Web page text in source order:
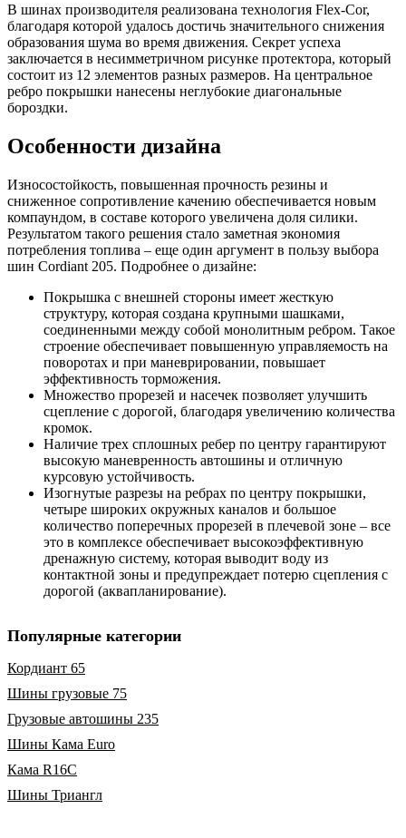
В шинах производителя реализована технология Flex-Cor,
благодаря которой удалось достичь значительного снижения
образования шума во время движения. Секрет успеха
заключается в несимметричном рисунке протектора, который
состоит из 12 элементов разных размеров. На центральное
ребро покрышки нанесены неглубокие диагональные
бороздки.
Особенности дизайна
Износостойкость, повышенная прочность резины и
сниженное сопротивление качению обеспечивается новым
компаундом, в составе которого увеличена доля силики.
Результатом такого решения стало заметная экономия
потребления топлива – еще один аргумент в пользу выбора
шин Cordiant 205. Подробнее о дизайне:
Покрышка с внешней стороны имеет жесткую
структуру, которая создана крупными шашками,
соединенными между собой монолитным ребром. Такое
строение обеспечивает повышенную управляемость на
поворотах и при маневрировании, повышает
эффективность торможения.
Множество прорезей и насечек позволяет улучшить
сцепление с дорогой, благодаря увеличению количества
кромок.
Наличие трех сплошных ребер по центру гарантируют
высокую маневренность автошины и отличную
курсовую устойчивость.
Изогнутые разрезы на ребрах по центру покрышки,
четыре широких окружных каналов и большое
количество поперечных прорезей в плечевой зоне – все
это в комплексе обеспечивает высокоэффективную
дренажную систему, которая выводит воду из
контактной зоны и предупреждает потерю сцепления с
дорогой (аквапланирование).
Популярные категории
Кордиант 65
Шины грузовые 75
Грузовые автошины 235
Шины Кама Euro
Кама R16C
Шины Триангл